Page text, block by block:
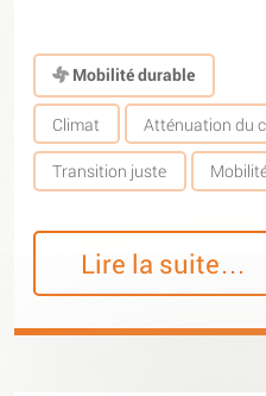
Mobilité durable
Climat Atténuation du
Transition juste
Lire la suite…